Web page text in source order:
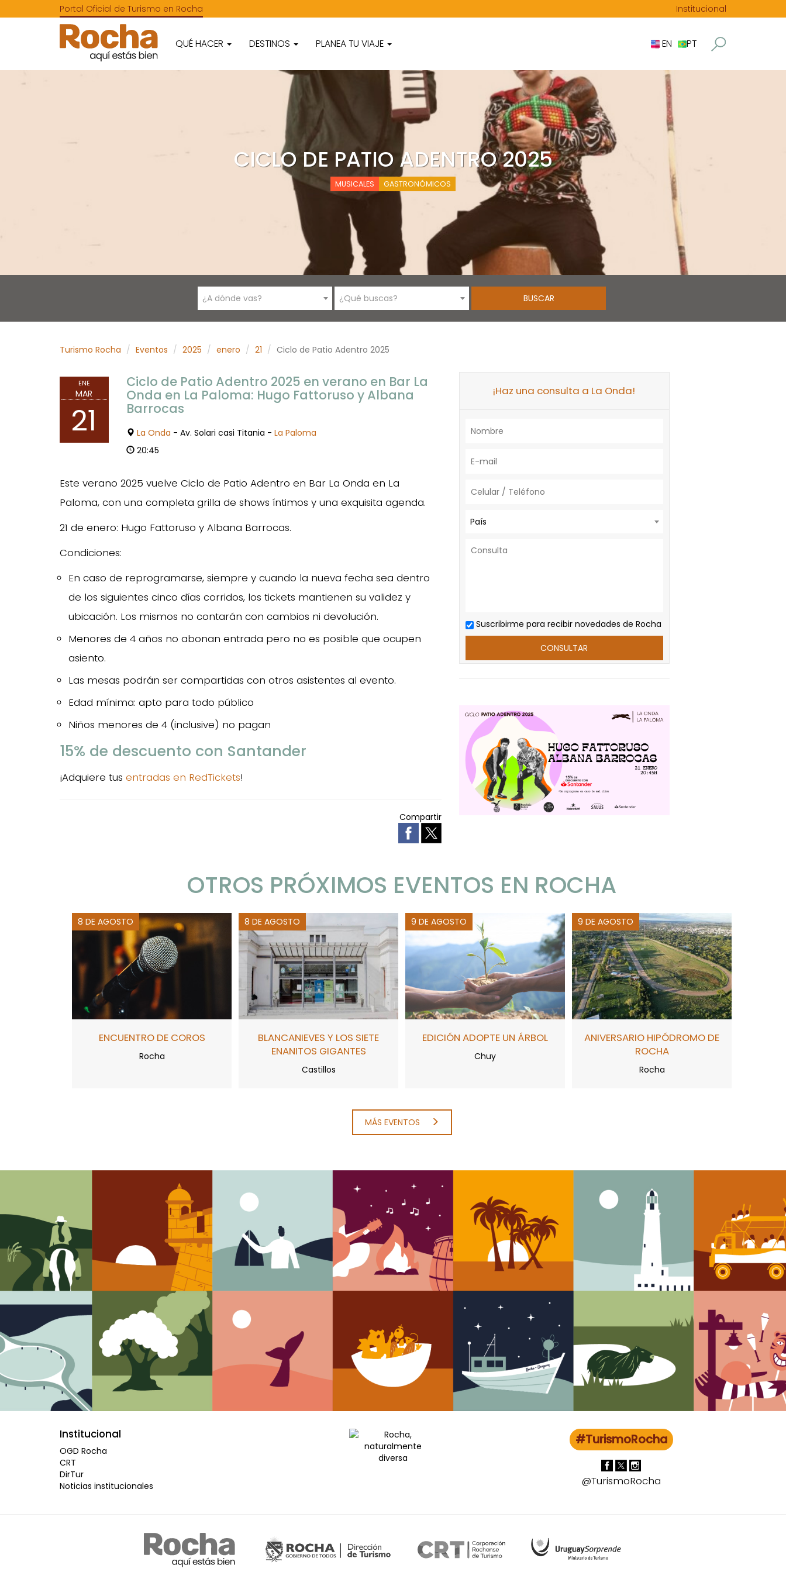
Portal Oficial de Turismo en Rocha Institucional
QUÉ HACER DESTINOS PLANEA TU VIAJE EN PT
CICLO DE PATIO ADENTRO 2025
MUSICALES GASTRONÓMICOS
¿A dónde vas? ¿Qué buscas?
Turismo Rocha Eventos 2025 enero 21 Ciclo de Patio Adentro 2025
ENE
MAR
21
Ciclo de Patio Adentro 2025 en verano en Bar La
Onda en La Paloma: Hugo Fattoruso y Albana
Barrocas
La Onda - Av. Solari casi Titania - La Paloma
20:45
Este verano 2025 vuelve Ciclo de Patio Adentro en Bar La Onda en La
Paloma, con una completa grilla de shows íntimos y una exquisita agenda.
21 de enero: Hugo Fattoruso y Albana Barrocas.
Condiciones:
En caso de reprogramarse, siempre y cuando la nueva fecha sea dentro
de los siguientes cinco días corridos, los tickets mantienen su validez y
ubicación. Los mismos no contarán con cambios ni devolución.
Menores de 4 años no abonan entrada pero no es posible que ocupen
asiento.
Las mesas podrán ser compartidas con otros asistentes al evento.
Edad mínima: apto para todo público
Niños menores de 4 (inclusive) no pagan
15% de descuento con Santander
¡Adquiere tus entradas en RedTickets!
Compartir
¡Haz una consulta a La Onda!
País
Suscribirme para recibir novedades de Rocha
OTROS PRÓXIMOS EVENTOS EN ROCHA
8 DE AGOSTO
ENCUENTRO DE COROS
Rocha
8 DE AGOSTO
BLANCANIEVES Y LOS SIETE
ENANITOS GIGANTES
Castillos
9 DE AGOSTO
EDICIÓN ADOPTE UN ÁRBOL
Chuy
9 DE AGOSTO
ANIVERSARIO HIPÓDROMO DE
ROCHA
Rocha
MÁS EVENTOS
Institucional
OGD Rocha
CRT
DirTur
Noticias institucionales
#TurismoRocha
@TurismoRocha